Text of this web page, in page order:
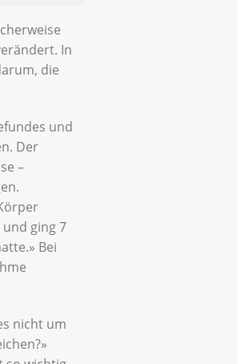
In
die
und
Der
–
ging 7
Bei
nicht um